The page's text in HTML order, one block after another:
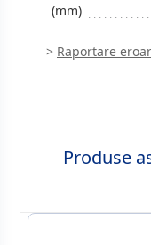
(mm)
> Raportare
Produse